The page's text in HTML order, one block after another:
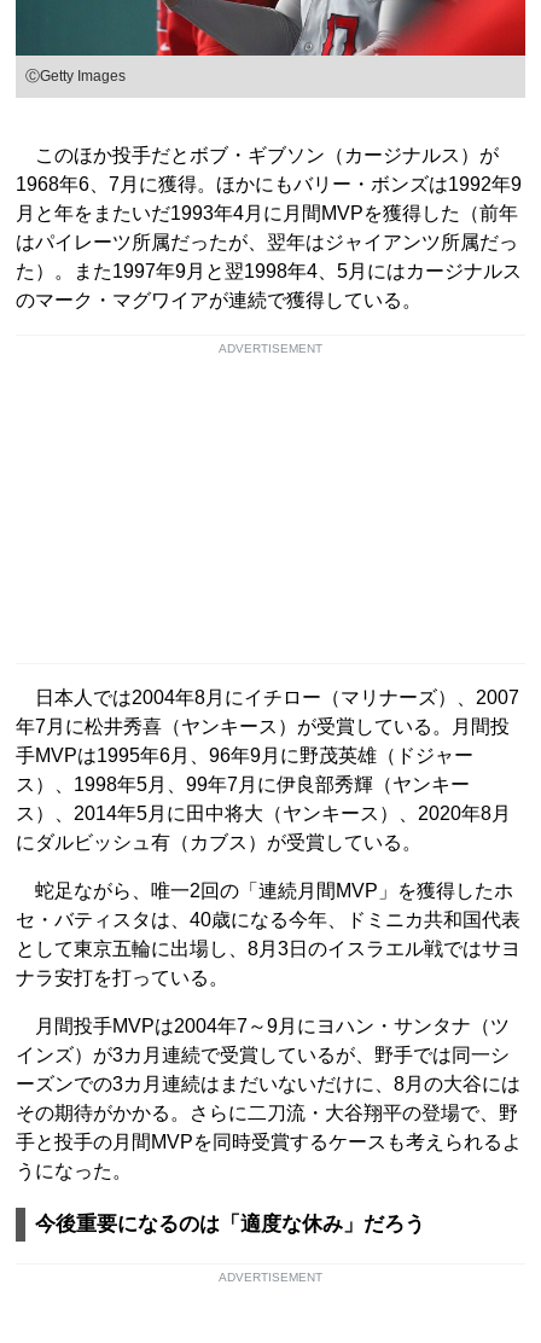
ⒸGetty Images
このほか投手だとボブ・ギブソン（カージナルス）が
1968年6、7月に獲得。ほかにもバリー・ボンズは1992年9
月と年をまたいだ1993年4月に月間MVPを獲得した（前年
はパイレーツ所属だったが、翌年はジャイアンツ所属だっ
た）。また1997年9月と翌1998年4、5月にはカージナルス
のマーク・マグワイアが連続で獲得している。
ADVERTISEMENT
日本人では2004年8月にイチロー（マリナーズ）、2007
年7月に松井秀喜（ヤンキース）が受賞している。月間投
手MVPは1995年6月、96年9月に野茂英雄（ドジャー
ス）、1998年5月、99年7月に伊良部秀輝（ヤンキー
ス）、2014年5月に田中将大（ヤンキース）、2020年8月
にダルビッシュ有（カブス）が受賞している。
蛇足ながら、唯一2回の「連続月間MVP」を獲得したホ
セ・バティスタは、40歳になる今年、ドミニカ共和国代表
として東京五輪に出場し、8月3日のイスラエル戦ではサヨ
ナラ安打を打っている。
月間投手MVPは2004年7～9月にヨハン・サンタナ（ツ
インズ）が3カ月連続で受賞しているが、野手では同一シ
ーズンでの3カ月連続はまだいないだけに、8月の大谷には
その期待がかかる。さらに二刀流・大谷翔平の登場で、野
手と投手の月間MVPを同時受賞するケースも考えられるよ
うになった。
今後重要になるのは「適度な休み」だろう
ADVERTISEMENT